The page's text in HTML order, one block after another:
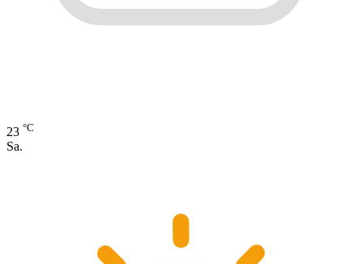
23 °C
Sa.